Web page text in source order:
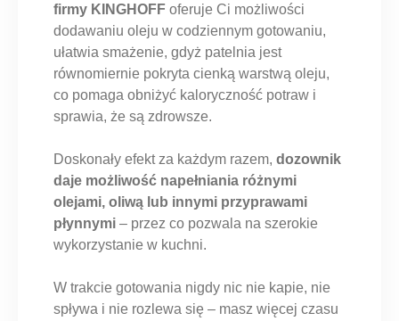
firmy KINGHOFF oferuje Ci możliwości
dodawaniu oleju w codziennym gotowaniu,
ułatwia smażenie, gdyż patelnia jest
równomiernie pokryta cienką warstwą oleju,
co pomaga obniżyć kaloryczność potraw i
sprawia, że są zdrowsze.
Doskonały efekt za każdym razem, dozownik
daje możliwość napełniania różnymi
olejami, oliwą lub innymi przyprawami
płynnymi – przez co pozwala na szerokie
wykorzystanie w kuchni.
W trakcie gotowania nigdy nic nie kapie, nie
spływa i nie rozlewa się – masz więcej czasu